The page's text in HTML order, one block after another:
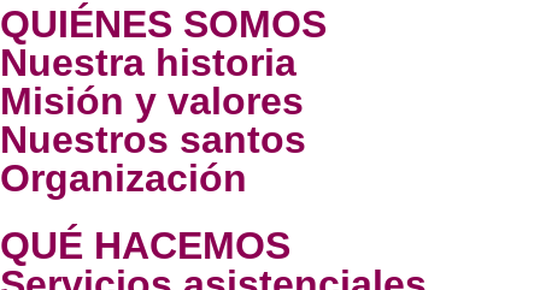
QUIÉNES SOMOS
Nuestra historia
Misión y valores
Nuestros santos
Organización
QUÉ HACEMOS